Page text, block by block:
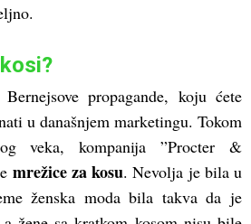
propagande, koju ćete
u današnjem marketingu. Tokom
veka, kompanija ”Procter &
mrežice za kosu. Nevolja je bila u
ženska moda bila takva da je